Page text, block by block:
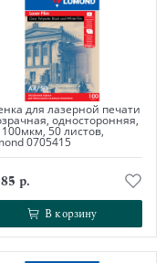
для лазерной печати
односторонняя,
50 листов,
0705415
р.
В корзину
В корзину